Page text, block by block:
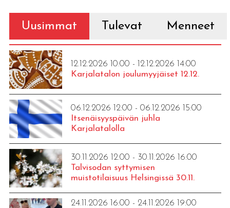
Uusimmat Tulevat Menneet
12.12.2026 10:00 - 12.12.2026 14:00
Karjalatalon joulumyyjäiset 12.12.
06.12.2026 12:00 - 06.12.2026 15:00
Itsenäisyyspäivän juhla
Karjalatalolla
30.11.2026 12:00 - 30.11.2026 16:00
Talvisodan syttymisen
muistotilaisuus Helsingissä 30.11.
24.11.2026 16:00 - 24.11.2026 19:00